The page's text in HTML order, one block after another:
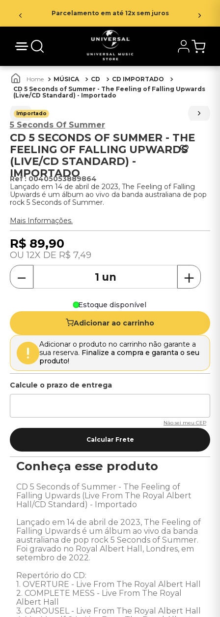
Parcelamento em até 12x sem juros
MÚSICA CD
CD IMPORTADO
CD 5 Seconds of Summer - The Feeling of Falling Upwards
(Live/CD Standard) - Importado
Importado
5 Seconds Of Summer
CD 5 SECONDS OF SUMMER - THE
FEELING OF FALLING UPWARDS
(LIVE/CD STANDARD) -
IMPORTADO
: 00405053889864
Lançado em 14 de abril de 2023, The Feeling of Falling
Upwards é um álbum ao vivo da banda australiana de pop
rock 5 Seconds of Summer.
Mais Informações.
R$ 89,90
12 R$ 7,49
＋
－
Estoque disponível
Adicionar ao carrinho
Adicionar o produto no carrinho não garante a
sua reserva. Finalize a compra e garanta o seu
produto!
Não sei meu CEP
Conheça esse produto
CD 5 Seconds of Summer - The Feeling of
Falling Upwards (Live From The Royal Albert
Hall/CD Standard) - Importado
Lançado em 14 de abril de 2023, The Feeling of
Falling Upwards é um álbum ao vivo da banda
australiana de pop rock 5 Seconds of Summer.
Foi gravado no Royal Albert Hall, Londres, em
setembro de 2022.
Repertório do CD:
1. OVERTURE - Live From The Royal Albert Hall
2. COMPLETE MESS - Live From The Royal
Albert Hall
3. CAROUSEL - Live From The Royal Albert Hall